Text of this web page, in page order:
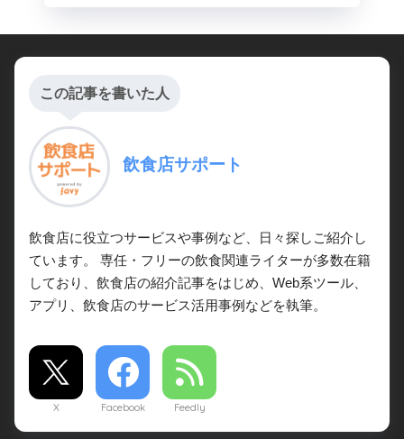
この記事を書いた人
飲食店サポート
飲食店に役立つサービスや事例など、日々探しご紹介し
ています。 専任・フリーの飲食関連ライターが多数在籍
しており、飲食店の紹介記事をはじめ、Web系ツール、
アプリ、飲食店のサービス活用事例などを執筆。
X Facebook Feedly